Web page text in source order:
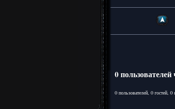
0
0 пользователей, 0 гостей,